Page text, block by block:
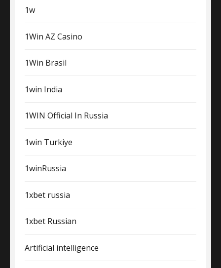
1w
1Win AZ Casino
1Win Brasil
1win India
1WIN Official In Russia
1win Turkiye
1winRussia
1xbet russia
1xbet Russian
Artificial intelligence